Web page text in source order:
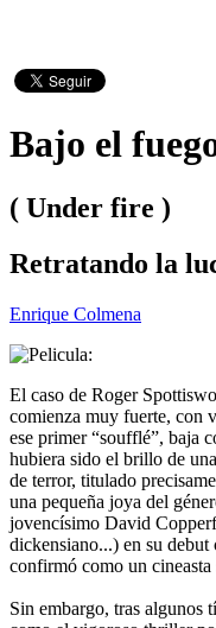
Bajo el
( Under fire )
Retratando la
Enrique Colmena
El caso de Roger
comienza muy fuerte, con
ese primer “soufflé”, baja
hubiera sido el brillo de
de terror, titulado
una pequeña joya del
jovencísimo David
dickensiano...) en su debut
confirmó como un cineasta
Sin embargo, tras algunos